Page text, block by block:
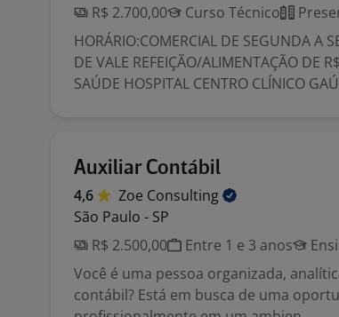
R$ 2.700,00
Curso Técnico
HORÁRIO:COMERCIAL DE SEGUNDA A
DE VALE REFEIÇÃO/ALIMENTAÇÃO DE
SAÚDE HOSPITAL CENTRO CLÍNICO
Auxiliar Contábil
4,6 Zoe Consulting
São Paulo - SP
R$ 2.500,00
Entre 1 e 3 anos
Você é uma pessoa organizada,
contábil? Está em busca de uma